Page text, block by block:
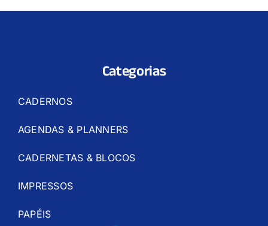
Categorias
CADERNOS
AGENDAS & PLANNERS
CADERNETAS & BLOCOS
IMPRESSOS
PAPÉIS